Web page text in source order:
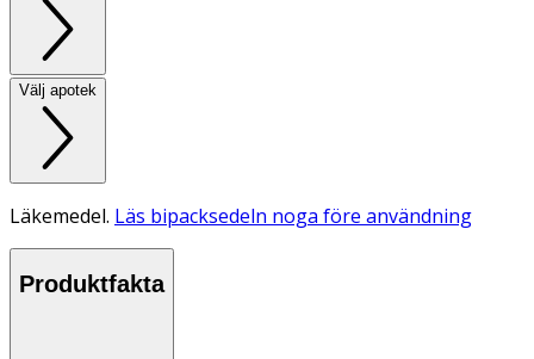
Välj apotek
Läkemedel. Läs bipacksedeln noga före användning
Produktfakta